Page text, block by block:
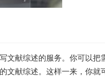
文献综述的服务。你可以把
文献综述。这样一来，你就